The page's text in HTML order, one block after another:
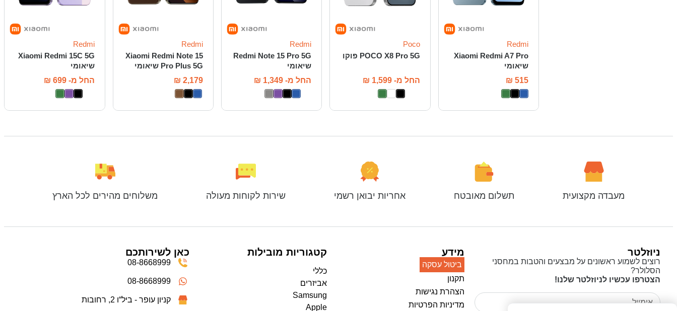
Redmi
Xiaomi Redmi A7 Pro
שיאומי
₪ 515
Poco
POCO X8 Pro 5G פוקו
החל מ- ₪ 1,599
Redmi
Redmi Note 15 Pro 5G
שיאומי
החל מ-
₪ 1,349
Redmi
Xiaomi Redmi Note 15
Pro Plus 5G שיאומי
₪ 2,179
Redmi
Xiaomi Redmi 15C 5G
שיאומי
החל מ-
₪ 699
מעבדה מקצועית תשלום מאובטח אחריות יבואן רשמי שירות לקוחות מעולה משלוחים מהירים לכל הארץ
ניוזלטר
רוצים לשמוע ראשונים על מבצעים והטבות במחסני
הסלולר?
הצטרפו עכשיו לניוזלטר שלנו!
מידע
ביטול עסקה
תקנון
הצהרת נגישות
מדיניות הפרטיות
קטגוריות מובילות
כללי
אביזרים
Samsung
Apple
כאן לשירותכם
08-8668999
08-8668999
קניון עופר - ביל“ו 2, רחובות